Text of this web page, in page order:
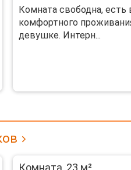
Комната свободна, есть
комфортного
девушке. Интерн...
Комната, 23 м²